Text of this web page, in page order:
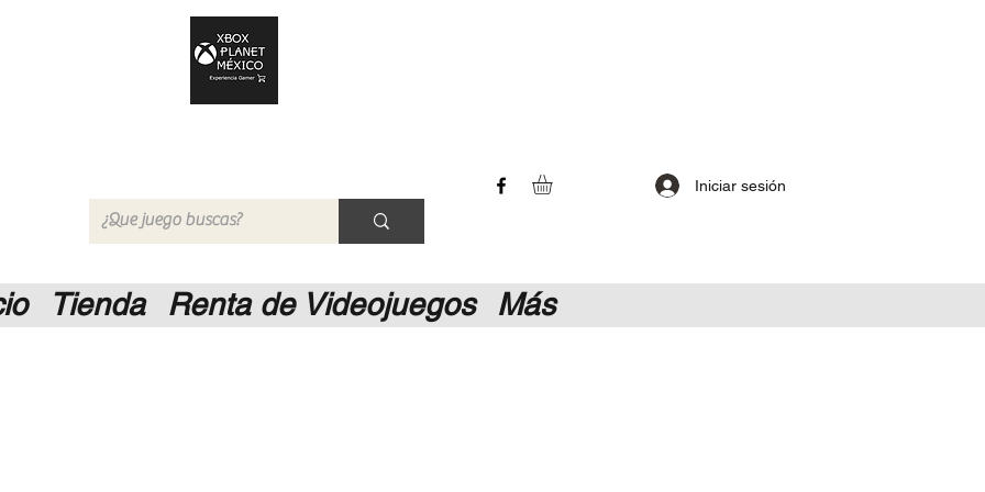
Iniciar sesión
Tienda Renta de Videojuegos Más